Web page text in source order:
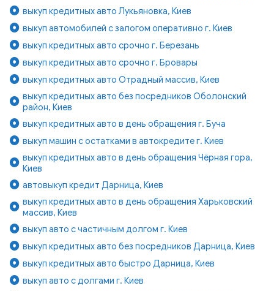
выкуп кредитных авто Лукьяновка, Киев
выкуп автомобилей с залогом оперативно г. Киев
выкуп кредитных авто срочно г. Березань
выкуп кредитных авто срочно г. Бровары
выкуп кредитных авто Отрадный массив, Киев
выкуп кредитных авто без посредников Оболонский
район, Киев
выкуп кредитных авто в день обращения г. Буча
выкуп машин с остатками в автокредите г. Киев
выкуп кредитных авто в день обращения Чёрная гора,
Киев
автовыкуп кредит Дарница, Киев
выкуп кредитных авто в день обращения Харьковский
массив, Киев
выкуп авто с частичным долгом г. Киев
выкуп кредитных авто без посредников Дарница, Киев
выкуп кредитных авто быстро Дарница, Киев
выкуп авто с долгами г. Киев